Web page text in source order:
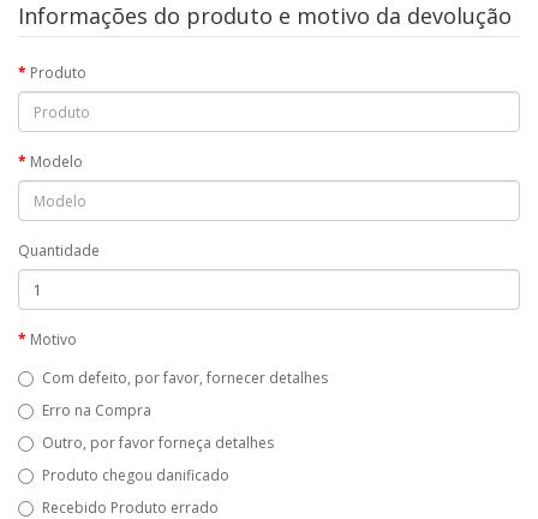
Informações do produto e motivo da devolução
Produto
Modelo
Quantidade
Motivo
Com defeito, por favor, fornecer detalhes
Erro na Compra
Outro, por favor forneça detalhes
Produto chegou danificado
Recebido Produto errado